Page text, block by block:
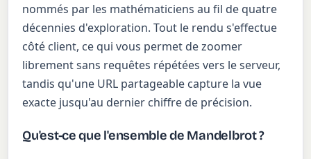
nommés par les mathématiciens au fil de quatre
décennies d'exploration. Tout le rendu s'effectue
côté client, ce qui vous permet de zoomer
librement sans requêtes répétées vers le serveur,
tandis qu'une URL partageable capture la vue
exacte jusqu'au dernier chiffre de précision.
Qu'est-ce que l'ensemble de Mandelbrot ?